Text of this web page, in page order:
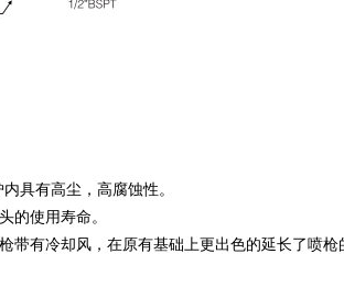
具有高尘，高腐蚀性。
的使用寿命。
带有冷却风，在原有基础上更出色的延长了喷枪